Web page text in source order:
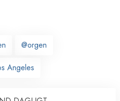
@orgen
Angeles